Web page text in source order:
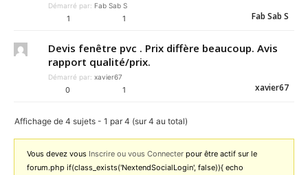
Démarré par: Fab Sab S
1 1 Fab Sab S
Devis fenêtre pvc . Prix diffère beaucoup. Avis
rapport qualité/prix.
Démarré par: xavier67
0 1 xavier67
Affichage de 4 sujets - 1 par 4 (sur 4 au total)
Vous devez vous Inscrire ou vous Connecter pour être actif sur le
forum.php if(class_exists('NextendSocialLogin', false)){ echo